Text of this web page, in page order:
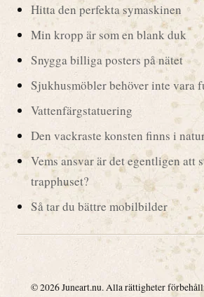
Hitta den perfekta symaskinen
Min kropp är som en blank duk
Snygga billiga posters på nätet
Sjukhusmöbler behöver inte vara
Vattenfärgstatuering
Den vackraste konsten finns i
Vems ansvar är det egentligen att
trapphuset?
Så tar du bättre mobilbilder
© 2026 Juneart.nu. Alla rättigheter